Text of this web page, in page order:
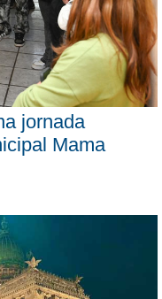
jornada
Mama